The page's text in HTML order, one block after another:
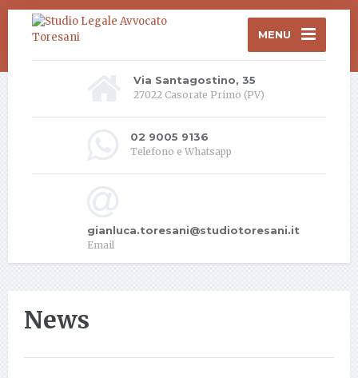
MENU
Via Santagostino, 35
27022 Casorate Primo (PV)
02 9005 9136
Telefono e Whatsapp
gianluca.toresani@studiotoresani.it
Email
News